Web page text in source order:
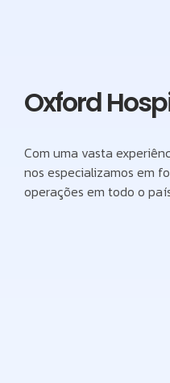
Oxford
Com uma vasta
nos especializamos em
operações em todo o